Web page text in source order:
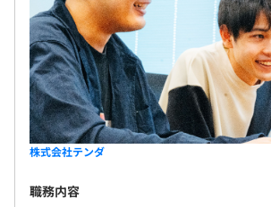
株式会社テンダ
職務内容